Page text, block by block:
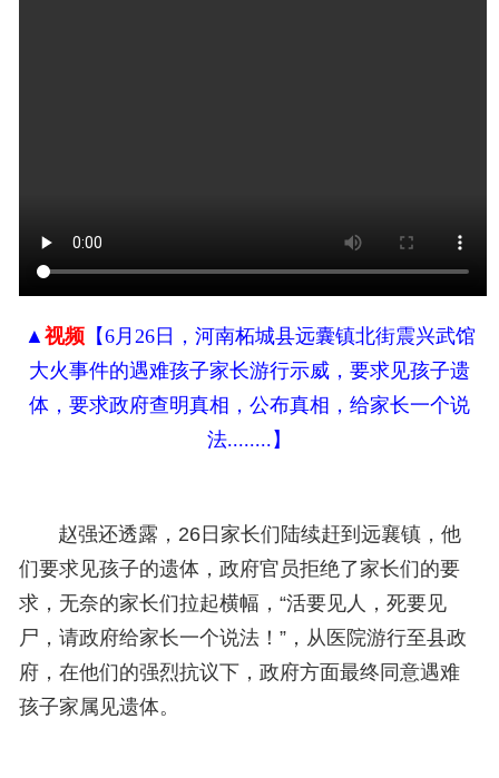
▲ 视频【6月26日，河南柘城县远囊镇北街震兴武馆
大火事件的遇难孩子家长游行示威，要求见孩子遗
体，要求政府查明真相，公布真相，给家长一个说
法........】
赵强还透露，26日家长们陆续赶到远襄镇，他
们要求见孩子的遗体，政府官员拒绝了家长们的要
求，无奈的家长们拉起横幅，“活要见人，死要见
尸，请政府给家长一个说法！”，从医院游行至县政
府，在他们的强烈抗议下，政府方面最终同意遇难
孩子家属见遗体。